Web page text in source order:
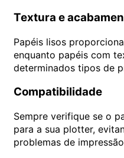
Textura e
Papéis lisos
enquanto papéis com
determinados tipos de
Compatibilidade
Sempre verifique se o
para a sua plotter,
problemas de